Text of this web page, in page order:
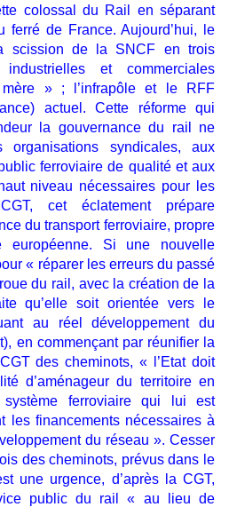
colossal du Rail en séparant
ferré de France. Aujourd’hui, le
scission de la SNCF en trois
et commerciales
» ; l’infrapôle et le RFF
actuel. Cette réforme qui
la gouvernance du rail ne
syndicales, aux
ferroviaire de qualité et aux
niveau nécessaires pour les
cet éclatement prépare
du transport ferroviaire, propre
Si une nouvelle
« réparer les erreurs du passé
du rail, avec la création de la
qu’elle soit orientée vers le
au réel développement du
en commençant par réunifier la
des cheminots, « l’Etat doit
d’aménageur du territoire en
ferroviaire qui lui est
les financements nécessaires à
du réseau ». Cesser
des cheminots, prévus dans le
une urgence, d’après la CGT,
public du rail « au lieu de